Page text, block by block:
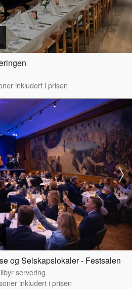
inkludert i prisen
og Selskapslokaler - Festsalen
servering
inkludert i prisen